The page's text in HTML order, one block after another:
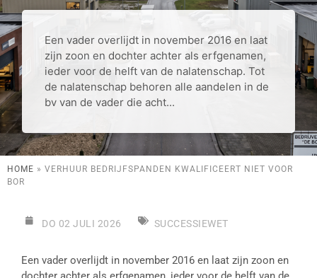
Een vader overlijdt in november 2016 en laat
zijn zoon en dochter achter als erfgenamen,
ieder voor de helft van de nalatenschap. Tot
de nalatenschap behoren alle aandelen in de
bv van de vader die acht...
HOME » VERHUUR BEDRIJFSPANDEN KWALIFICEERT NIET VOOR
BOR
DO 02 JULI 2026 SUCCESSIEWET
Een vader overlijdt in november 2016 en laat zijn zoon en